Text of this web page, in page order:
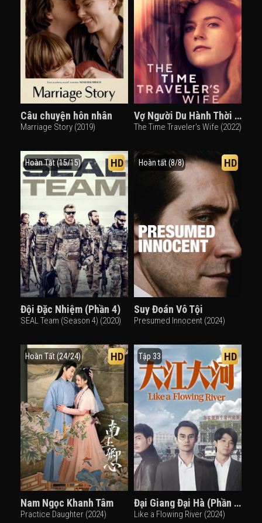
Câu chuyện hôn nhân
Marriage Story (2019)
Vợ Người Du Hành Thời Gian
The Time Traveler's Wife (2022)
Hoàn Tất (15/15) HD
Đội Đặc Nhiệm (Phần 4)
SEAL Team (Season 4) (2020)
Hoàn tất (8/8) HD
Suy Đoán Vô Tội
Presumed Innocent (2024)
Hoàn Tất (24/24) HD
Nam Ngọc Khanh Tâm
Practice Daughter (2024)
Tập 33 HD
Đại Giang Đại Hà (Phần 3)
Like a Flowing River (2024)